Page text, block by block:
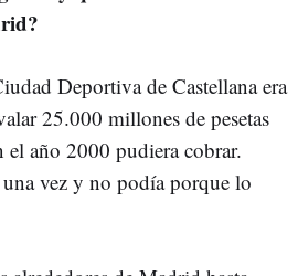
Deportiva de Castellana era
25.000 millones de pesetas
el año 2000 pudiera cobrar.
vez y no podía porque lo